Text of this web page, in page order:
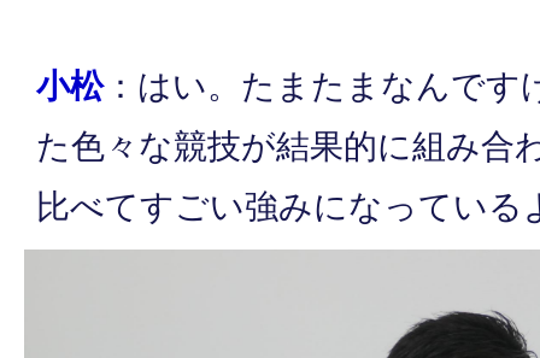
小松：はい。たまたまなんです
た色々な競技が結果的に組み合
比べてすごい強みになっている